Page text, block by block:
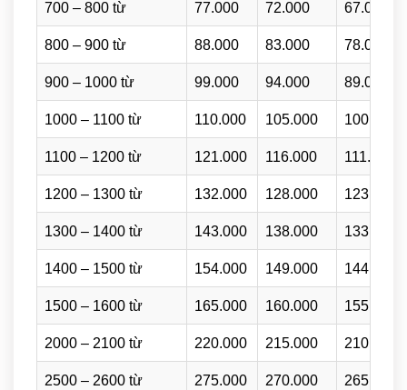
700 – 800 từ 77.000 72.000 67.000
800 – 900 từ 88.000 83.000 78.000
900 – 1000 từ 99.000 94.000 89.000
1000 – 1100 từ 110.000 105.000 100.000
1100 – 1200 từ 121.000 116.000 111.000
1200 – 1300 từ 132.000 128.000 123.000
1300 – 1400 từ 143.000 138.000 133.000
1400 – 1500 từ 154.000 149.000 144.000
1500 – 1600 từ 165.000 160.000 155.000
2000 – 2100 từ 220.000 215.000 210.000
2500 – 2600 từ 275.000 270.000 265.000